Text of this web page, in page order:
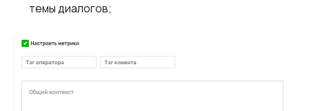
темы диалогов;